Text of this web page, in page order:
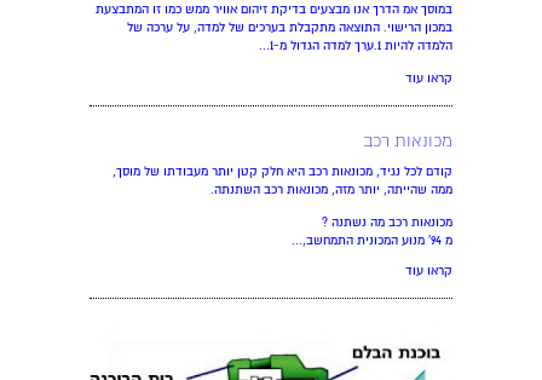
במוסך אמ הדרך אנו מבצעים בדיקת זיהום אוויר ממש כמו זו המתבצעת
במכון הרישוי. התוצאה מתקבלת בערכים של למדה, על ערכה של
הלמדה להיות 1.ערך למדה הגדול מ-1...
קראו עוד
מכונאות רכב
קודם לכל נגיד, מכונאות רכב היא חלק קטן יותר מעבודתו של מוסך,
ממה שהייתה, יותר מזה, מכונאות רכב השתנתה.
מכונאות רכב מה נשתנה ?
מ 94' מנוע המכונית התמחשב,...
קראו עוד